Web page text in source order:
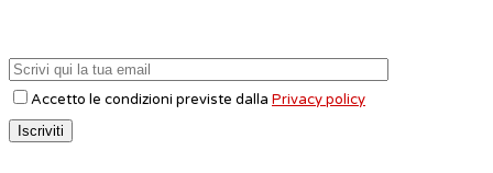
Accetto le condizioni previste dalla Privacy policy